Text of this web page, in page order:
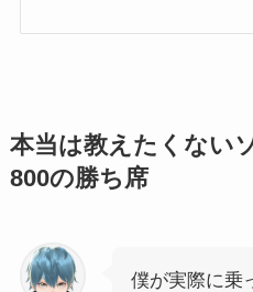
本当は教えたくない
800の勝ち席
僕が実際に乗